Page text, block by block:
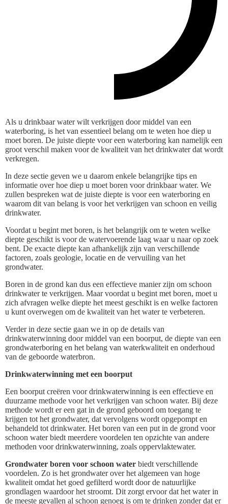
Als u drinkbaar water wilt verkrijgen door middel van een
waterboring, is het van essentieel belang om te weten hoe diep u
moet boren. De juiste diepte voor een waterboring kan namelijk een
groot verschil maken voor de kwaliteit van het drinkwater dat wordt
verkregen.
In deze sectie geven we u daarom enkele belangrijke tips en
informatie over hoe diep u moet boren voor drinkbaar water. We
zullen bespreken wat de juiste diepte is voor een waterboring en
waarom dit van belang is voor het verkrijgen van schoon en veilig
drinkwater.
Voordat u begint met boren, is het belangrijk om te weten welke
diepte geschikt is voor de watervoerende laag waar u naar op zoek
bent. De exacte diepte kan afhankelijk zijn van verschillende
factoren, zoals geologie, locatie en de vervuiling van het
grondwater.
Boren in de grond kan dus een effectieve manier zijn om schoon
drinkwater te verkrijgen. Maar voordat u begint met boren, moet u
zich afvragen welke diepte het meest geschikt is en welke factoren
u kunt overwegen om de kwaliteit van het water te verbeteren.
Verder in deze sectie gaan we in op de details van
drinkwaterwinning door middel van een boorput, de diepte van een
grondwaterboring en het belang van waterkwaliteit en onderhoud
van de geboorde waterbron.
Drinkwaterwinning met een boorput
Een boorput creëren voor drinkwaterwinning is een effectieve en
duurzame methode voor het verkrijgen van schoon water. Bij deze
methode wordt er een gat in de grond geboord om toegang te
krijgen tot het grondwater, dat vervolgens wordt opgepompt en
behandeld tot drinkwater. Het boren van een put in de grond voor
schoon water biedt meerdere voordelen ten opzichte van andere
methoden voor drinkwaterwinning, zoals oppervlaktewater.
Grondwater boren voor schoon water biedt verschillende
voordelen. Zo is het grondwater over het algemeen van hoge
kwaliteit omdat het goed gefilterd wordt door de natuurlijke
grondlagen waardoor het stroomt. Dit zorgt ervoor dat het water in
de meeste gevallen al schoon genoeg is om te drinken zonder dat er